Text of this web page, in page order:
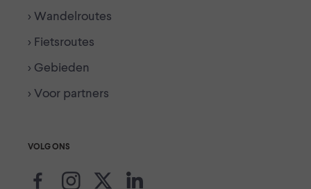
> Wandelroutes
> Fietsroutes
> Gebieden
> Voor partners
VOLG ONS